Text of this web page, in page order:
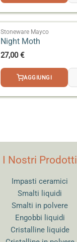
Stoneware Mayco
Night Moth
27,00€
AGGIUNGI
I Nostri Prodotti
Impasti ceramici
Smalti liquidi
Smalti in polvere
Engobbi liquidi
Cristalline liquide